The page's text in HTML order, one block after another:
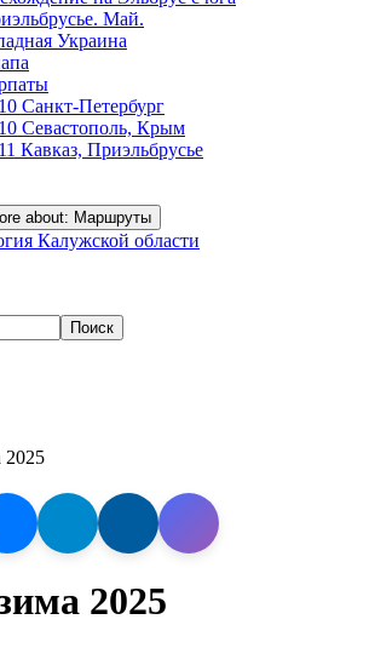
Май.
Украина
Санкт-Петербург
Севастополь, Крым
Кавказ, Приэльбрусье
about: Маршруты
Калужской области
Поиск
2025
2025